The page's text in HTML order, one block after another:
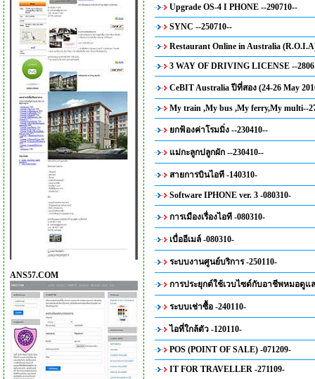
ANS57.COM
Upgrade OS-4 I PHONE --290710--
SYNC --250710--
Restaurant Online in Australia
3 WAY OF DRIVING LICENSE --
CeBIT Australia ปีที่สอง (24-26 May
My train ,My bus ,My ferry,My multi--
ยกฟ้องค่าโรมมิ่ง --230410--
แม่กะลูกปลูกผัก --230410--
สายการบินไอที -140310-
Software IPHONE ver. 3 -080310-
การเมืองเรื่องไอที -080310-
เบื่ออีเมล์ -080310-
ระบบงานศูนย์บริการ -250110-
การประยุกต์ใช้เวบไซด์กับอาชีพหมอดูแ
ระบบเช่าซื้อ -240110-
ไอที่ใกล้ตัว -120110-
POS (POINT OF SALE) -071209-
IT FOR TRAVELLER -271109-